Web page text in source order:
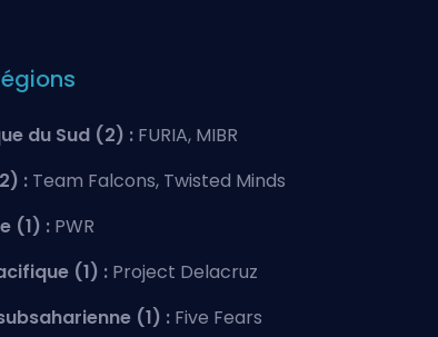
du Sud (2) : FURIA, MIBR
: Team Falcons, Twisted Minds
(1) : PWR
(1) : Project Delacruz
(1) : Five Fears